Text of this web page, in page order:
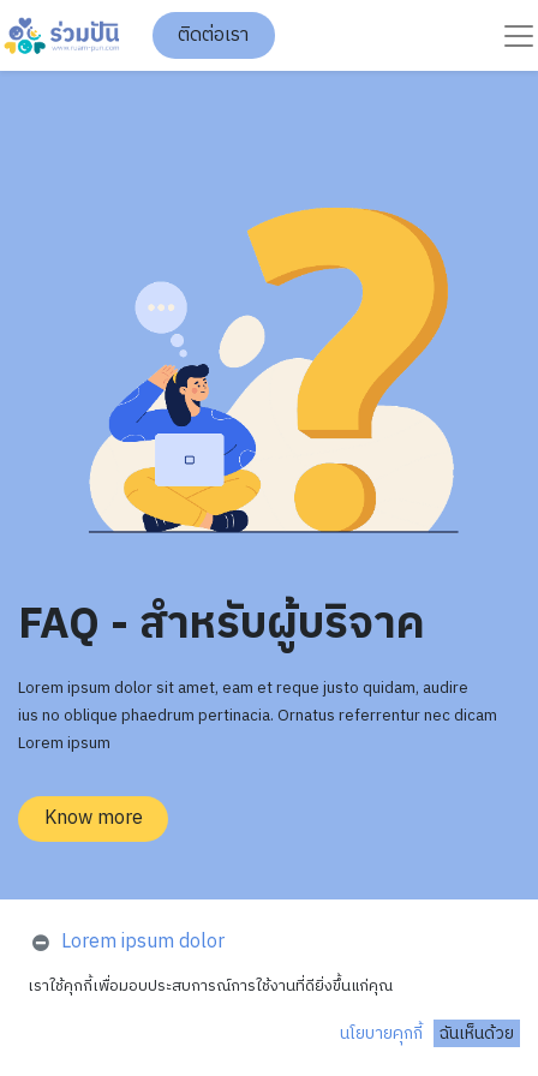
ติดต่อเรา
FAQ - สำหรับผู้บริจาค
Lorem ipsum dolor sit amet, eam et reque justo quidam, audire
ius no oblique phaedrum pertinacia. Ornatus referrentur nec dicam
Lorem ipsum
Know more
Lorem ipsum dolor
Lorem ipsum dolor sit amet, eam et reque justo quidam, te
est audire persius. Duis meis quas vim ex, ius no oblique
phaedrum pertinacia. Ornatus referrentur nec cu, dicam
เราใช้คุกกี้เพื่อมอบประสบการณ์การใช้งานที่ดียิ่งขึ้นแก่คุณ
นโยบายคุกกี้ ฉันเห็นด้วย